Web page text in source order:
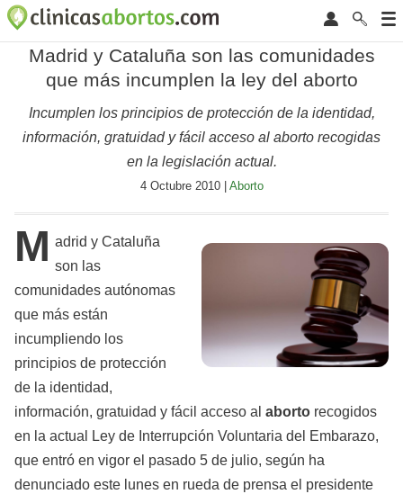
Madrid y Cataluña son las comunidades
que más incumplen la ley del aborto
Incumplen los principios de protección de la identidad,
información, gratuidad y fácil acceso al aborto recogidas
en la legislación actual.
4 Octubre 2010 | Aborto
M adrid y Cataluña
son las
comunidades autónomas
que más están
incumpliendo los
principios de protección
de la identidad,
información, gratuidad y fácil acceso al aborto recogidos
en la actual Ley de Interrupción Voluntaria del Embarazo,
que entró en vigor el pasado 5 de julio, según ha
denunciado este lunes en rueda de prensa el presidente